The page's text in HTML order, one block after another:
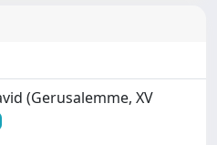
(Gerusalemme, XV